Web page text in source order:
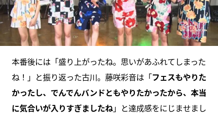
本番後には「盛り上がったね。思いがあふれてしまった
ね！」と振り返った古川。藤咲彩音は「フェスもやりた
かったし、でんでんバンドともやりたかったから、本当
に気合いが入りすぎましたね」と達成感をにじませまし